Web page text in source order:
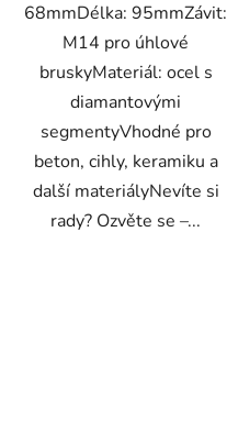
68mmDélka: 95mmZávit:
M14 pro úhlové
bruskyMateriál: ocel s
diamantovými
segmentyVhodné pro
beton, cihly, keramiku a
další materiályNevíte si
rady? Ozvěte se –...